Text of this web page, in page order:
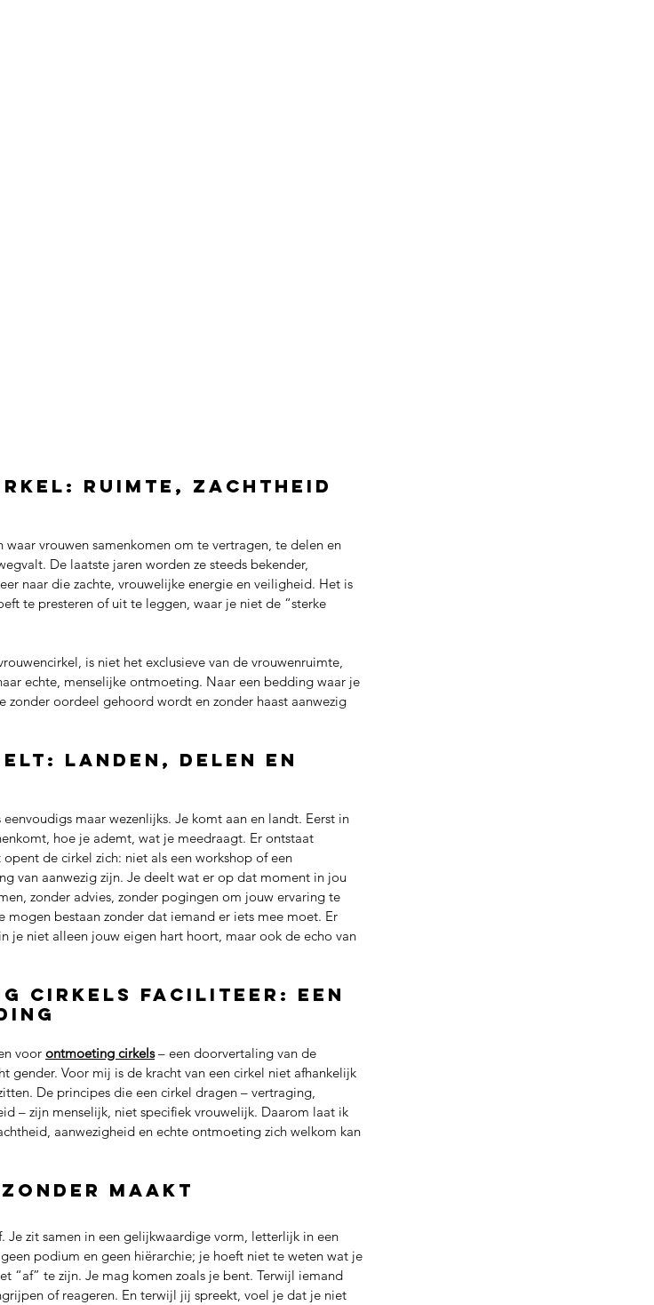
ruimte, zachtheid
vrouwen samenkomen om te vertragen, te delen en
De laatste jaren worden ze steeds bekender,
naar die zachte, vrouwelijke energie en veiligheid. Het is
te presteren of uit te leggen, waar je niet de “sterke
is niet het exclusieve van de vrouwenruimte,
echte, menselijke ontmoeting. Naar een bedding waar je
zonder oordeel gehoord wordt en zonder haast aanwezig
landen, delen en
maar wezenlijks. Je komt aan en landt. Eerst in
hoe je ademt, wat je meedraagt. Er ontstaat
de cirkel zich: niet als een workshop of een
van aanwezig zijn. Je deelt wat er op dat moment in jou
zonder advies, zonder pogingen om jouw ervaring te
mogen bestaan zonder dat iemand er iets mee moet. Er
je niet alleen jouw eigen hart hoort, maar ook de echo van
cirkels faciliteer: een
voor ontmoeting cirkels – een doorvertaling van de
gender. Voor mij is de kracht van een cirkel niet afhankelijk
De principes die een cirkel dragen – vertraging,
– zijn menselijk, niet specifiek vrouwelijk. Daarom laat ik
aanwezigheid en echte ontmoeting zich welkom kan
maakt
zit samen in een gelijkwaardige vorm, letterlijk in een
podium en geen hiërarchie; je hoeft niet te weten wat je
“af” te zijn. Je mag komen zoals je bent. Terwijl iemand
of reageren. En terwijl jij spreekt, voel je dat je niet